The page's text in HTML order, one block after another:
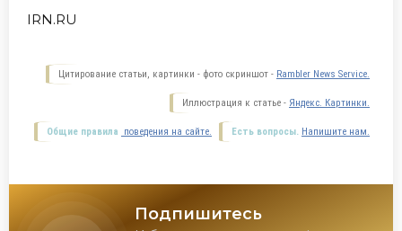
IRN.RU
Цитирование статьи, картинки - фото скриншот - Rambler News Service.
Иллюстрация к статье - Яндекс. Картинки.
Есть вопросы. Напишите нам.
Общие правила поведения на сайте.
Подпишитесь